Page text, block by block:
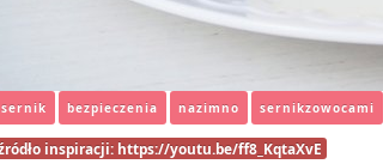
sernik bezpieczenia nazimno sernikzowocami
inspiracji: https://youtu.be/ff8_KqtaXvE